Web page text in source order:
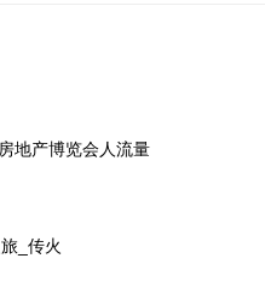
地产博览会人流量
莞客户 环球即时
_传火